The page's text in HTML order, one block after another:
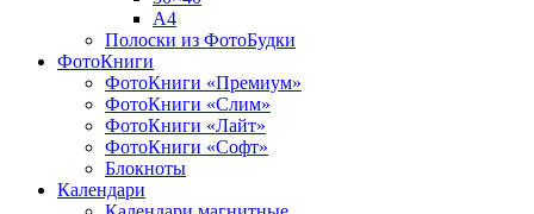
A4
Полоски из ФотоБудки
ФотоКниги
ФотоКниги «Премиум»
ФотоКниги «Слим»
ФотоКниги «Лайт»
ФотоКниги «Софт»
Блокноты
Календари